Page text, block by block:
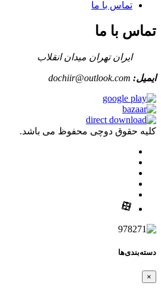
تماس با ما
تماس با ما
ایران تهران میدان انقلاب
ایمیل: dochiir@outlook.com
کلیه حقوق دوچی محفوظ می باشد.
دسته‌بندی‌ها
×